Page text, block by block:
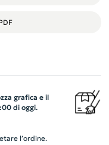
grafica e il
di oggi.
l’ordine.